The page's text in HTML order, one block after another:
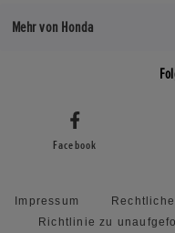
Mehr von Honda
Facebook
Impressum
Richtlinie zu